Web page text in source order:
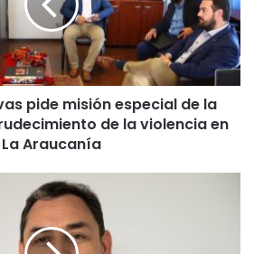
pide misión especial de la
de la violencia en
La Araucanía